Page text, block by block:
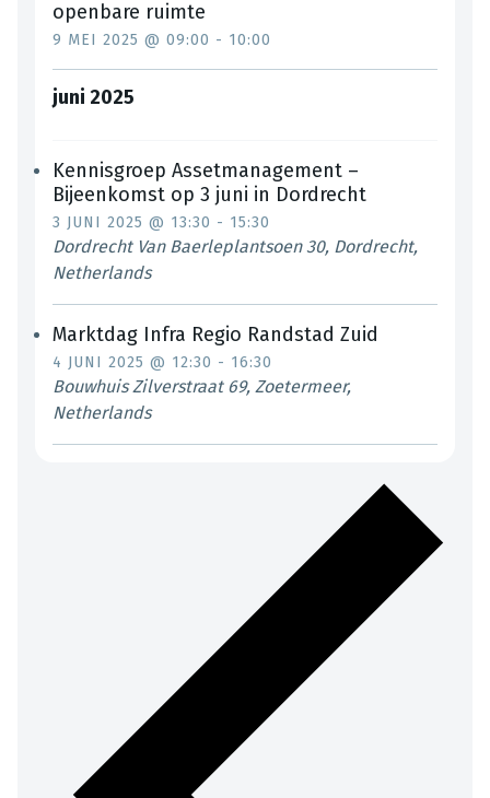
openbare ruimte
9 MEI 2025 @ 09:00 - 10:00
juni 2025
Kennisgroep Assetmanagement –
Bijeenkomst op 3 juni in Dordrecht
3 JUNI 2025 @ 13:30 - 15:30
Dordrecht Van Baerleplantsoen 30, Dordrecht,
Netherlands
Marktdag Infra Regio Randstad Zuid
4 JUNI 2025 @ 12:30 - 16:30
BouwhuisZilverstraat 69, Zoetermeer,
Netherlands